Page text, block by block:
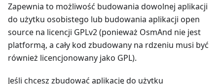
Zapewnia to możliwość budowania dowolnej aplikacji
do użytku osobistego lub budowania aplikacji open
source na licencji GPLv2 (ponieważ OsmAnd nie jest
platformą, a cały kod zbudowany na rdzeniu musi być
również licencjonowany jako GPL).
Jeśli chcesz zbudować aplikację do użytku